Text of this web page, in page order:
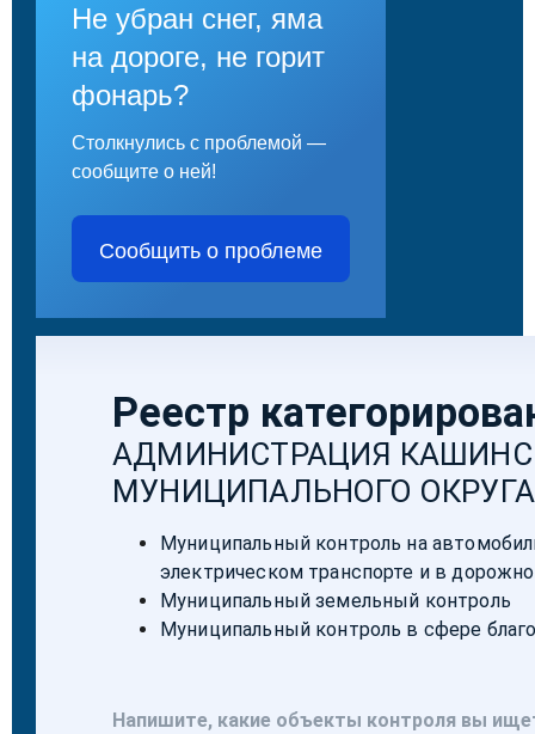
Не убран снег, яма
на дороге, не горит
фонарь?
Столкнулись с проблемой —
сообщите о ней!
Сообщить о проблеме